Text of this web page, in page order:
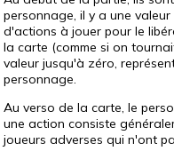
personnage, il y a une
d'actions à jouer pour le
la carte (comme si on
valeur jusqu'à zéro,
personnage.
Au verso de la carte, le
une action consiste
joueurs adverses qui n'ont